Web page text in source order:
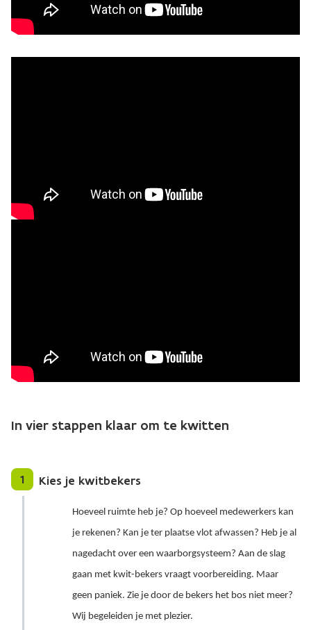
In vier stappen klaar om te kwitten
1 Kies je kwitbekers
Hoeveel ruimte heb je? Op hoeveel medewerkers kan
je rekenen? Kan je ter plaatse vlot afwassen? Heb je al
nagedacht over een waarborgsysteem? Aan de slag
gaan met kwit-bekers vraagt voorbereiding. Maar
geen paniek. Zie je door de bekers het bos niet meer?
Wij begeleiden je met plezier.